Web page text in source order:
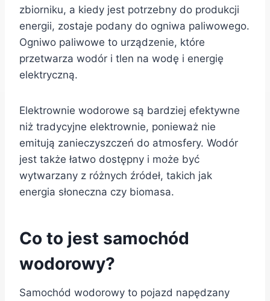
zbiorniku, a kiedy jest potrzebny do produkcji
energii, zostaje podany do ogniwa paliwowego.
Ogniwo paliwowe to urządzenie, które
przetwarza wodór i tlen na wodę i energię
elektryczną.
Elektrownie wodorowe są bardziej efektywne
niż tradycyjne elektrownie, ponieważ nie
emitują zanieczyszczeń do atmosfery. Wodór
jest także łatwo dostępny i może być
wytwarzany z różnych źródeł, takich jak
energia słoneczna czy biomasa.
Co to jest samochód
wodorowy?
Samochód wodorowy to pojazd napędzany